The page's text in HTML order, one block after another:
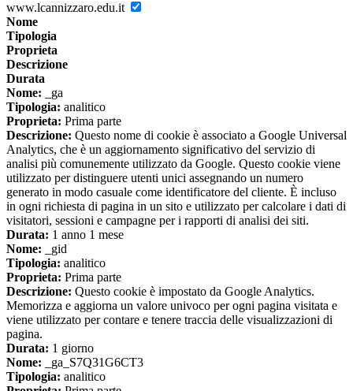
www.lcannizzaro.edu.it
Nome
Tipologia
Proprieta
Descrizione
Durata
Nome: _ga
Tipologia: analitico
Proprieta: Prima parte
Descrizione: Questo nome di cookie è associato a Google Universal
Analytics, che è un aggiornamento significativo del servizio di
analisi più comunemente utilizzato da Google. Questo cookie viene
utilizzato per distinguere utenti unici assegnando un numero
generato in modo casuale come identificatore del cliente. È incluso
in ogni richiesta di pagina in un sito e utilizzato per calcolare i dati di
visitatori, sessioni e campagne per i rapporti di analisi dei siti.
Durata: 1 anno 1 mese
Nome: _gid
Tipologia: analitico
Proprieta: Prima parte
Descrizione: Questo cookie è impostato da Google Analytics.
Memorizza e aggiorna un valore univoco per ogni pagina visitata e
viene utilizzato per contare e tenere traccia delle visualizzazioni di
pagina.
Durata: 1 giorno
Nome: _ga_S7Q31G6CT3
Tipologia: analitico